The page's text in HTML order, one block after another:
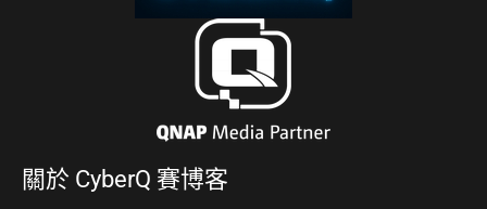
關於 CyberQ 賽博客